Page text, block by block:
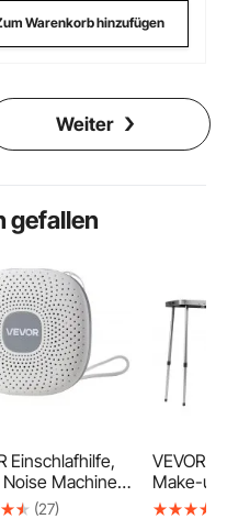
Warenkorb hinzufügen
Weiter
gefallen
Einschlafhilfe,
Machine,
3-in-1
(27)
VEVOR
Make-